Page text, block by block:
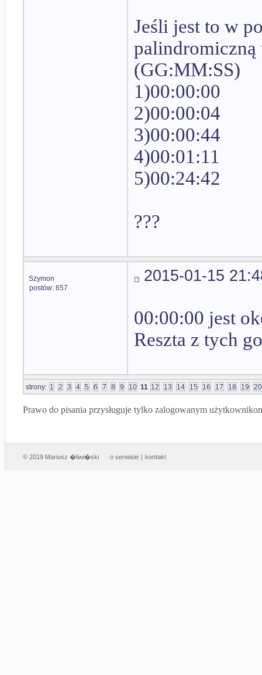
Jeśli jest to w
(GG:MM:SS)
1)00:00:00
2)00:00:04
3)00:00:44
4)00:01:11
5)00:24:42
???
Szymon
postów: 657
2015-01-15
00:00:00 jest
Reszta z tych
strony: 1 2 3 4 5 6 7 8 9 10 11 12 13 14 15 16 17 18 19 20
Prawo do pisania przysługuje tylko zalogowanym
© 2019 Mariusz �liwi�ski o serwisie | kontakt